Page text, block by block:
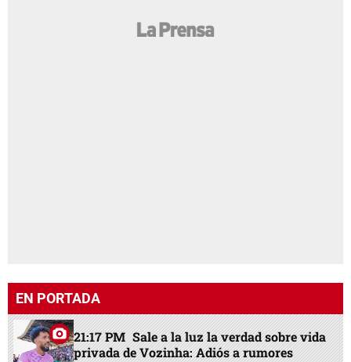
EN PORTADA
21:17 PM Sale a la luz la verdad sobre vida
privada de Vozinha: Adiós a rumores